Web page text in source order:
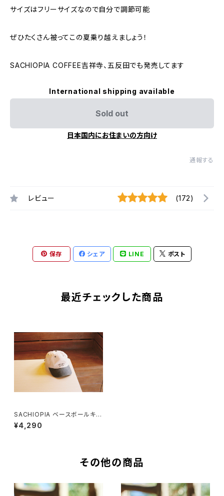
サイズはフリーサイズなので自分で調節可能
ぜひたくさん被ってこの夏乗り越えましょう！
SACHIOPIA COFFEE吉祥寺、五反田でも発売してます
International shipping available
Sold out
日本国内にお住まいの方向け
通報する
レビュー (172)
保存 シェア LINE ポスト
最近チェックした商品
SACHIOPIA ベースボールキャ
ップ
¥4,290
その他の商品